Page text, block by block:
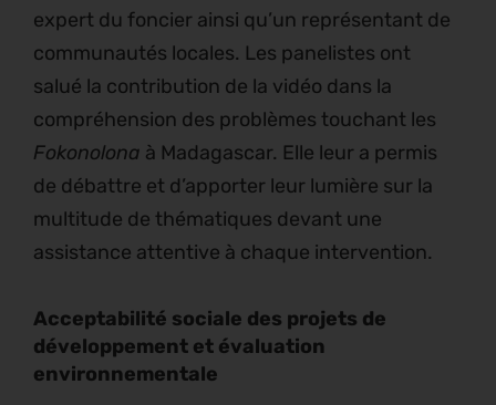
expert du foncier ainsi qu’un représentant de
communautés locales. Les panelistes ont
salué la contribution de la vidéo dans la
compréhension des problèmes touchant les
Fokonolona à Madagascar. Elle leur a permis
de débattre et d’apporter leur lumière sur la
multitude de thématiques devant une
assistance attentive à chaque intervention.
Acceptabilité sociale des projets de
développement et évaluation
environnementale